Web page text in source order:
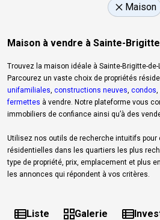
Maison
Maison à vendre à Sainte-
Trouvez la maison idéale à Sainte-Brigitte-de-
Parcourez un vaste choix de propriétés
unifamiliales constructions neuves condos
fermettes à vendre. Notre plateforme vous
immobiliers de confiance ainsi qu’à des
Utilisez nos outils de recherche intuitifs pour
résidentielles dans les quartiers les plus
type de propriété, prix, emplacement et plus
les annonces qui répondent à vos critères.
Liste Galerie